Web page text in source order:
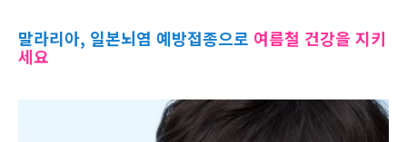
말라리아, 일본뇌염 예방접종으로 여름철 건강을 지키
세요